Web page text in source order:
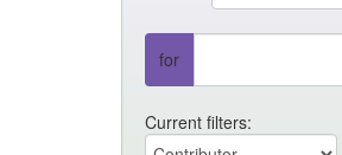
for
Current filters: